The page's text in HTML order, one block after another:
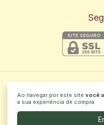
Ao navegar por este site você
a sua experiência de compra.
©2026. EVA INDUSTRIA DE
Todos os